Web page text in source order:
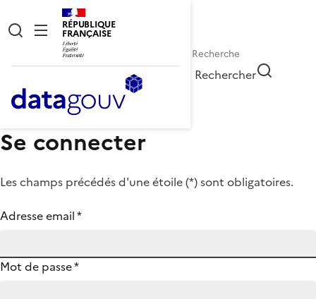
RÉPUBLIQUE
FRANÇAISE
Rechercher
Se connecter
Les champs précédés d'une étoile (*) sont obligatoires.
Adresse email*
Mot de passe*